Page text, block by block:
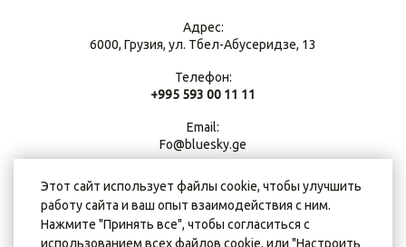
Этот сайт использует файлы cookie, чтобы улучшить
работу сайта и ваш опыт взаимодействия с ним.
Нажмите "Принять все", чтобы согласиться с
использованием всех файлов cookie, или "Настроить
Адрес:
6000, Грузия, ул. Тбел-Абусеридзе, 13
Телефон:
+995 593 00 11 11
Email:
Fo@bluesky.ge